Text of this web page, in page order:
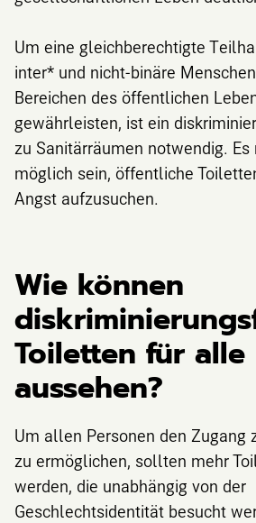
Um eine gleichberechtigte
inter* und nicht-binäre
Bereichen des öffentlichen
gewährleisten, ist ein
zu Sanitärräumen notwendig.
möglich sein, öffentliche
Angst aufzusuchen.
Wie können
d
Toiletten für alle
aussehen?
Um allen Personen den Zugang
zu ermöglichen, sollten mehr
werden, die unabhängig von der
Geschlechtsidentität besucht